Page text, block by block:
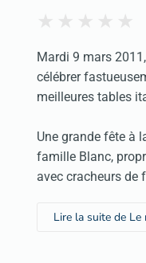
Mardi 9 mars
célébrer
meilleures tables
Une grande fête à
famille Blanc,
avec cracheurs de
Lire la suite de